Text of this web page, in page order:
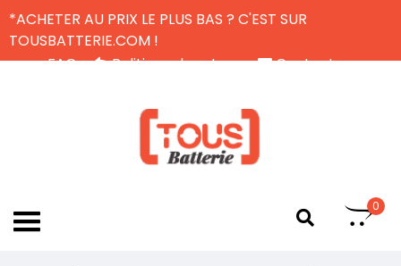
*ACHETER AU PRIX LE PLUS BAS ? C'EST SUR
TOUSBATTERIE.COM !
FAQ
Politique de retour
Contactez-nous
0